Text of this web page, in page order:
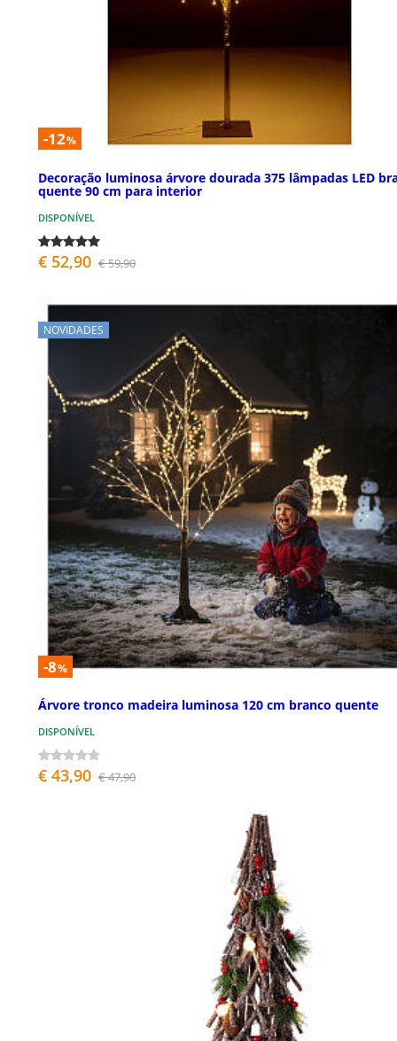
-12%
Decoração luminosa árvore dourada 375 lâmpadas LED
quente 90 cm para interior
DISPONÍVEL
€ 52,90 € 59,90
NOVIDADES
-8%
Árvore tronco madeira luminosa 120 cm branco quente
DISPONÍVEL
€ 43,90 € 47,90